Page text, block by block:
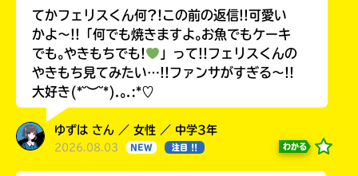
てかフェリスくん何?!この前の返信!!可愛い
かよ〜!!「何でも焼きますよ｡お魚でもケーキ
でも｡やきもちでも!
」って!!フェリスくんの
やきもち見てみたい…!!ファンサがすぎる〜!!
大好き(*˘︶˘*).｡.:*♡
ゆずは さん ／ 女性 ／ 中学3年
2026.08.03 NEW 注目 !! わかる